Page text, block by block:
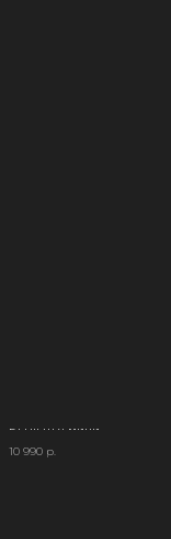
F.I Платье мини
10 990 р.